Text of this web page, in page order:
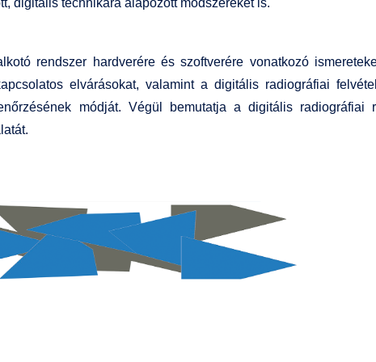
digitális technikára alapozott módszereket is.
rendszer hardverére és szoftverére vonatkozó
elvárásokat, valamint a digitális radiográfiai
módját. Végül bemutatja a digitális radiográfiai